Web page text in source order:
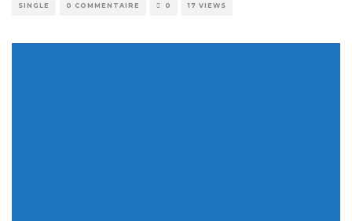
SINGLE 0 COMMENTAIRE 0 17 VIEWS